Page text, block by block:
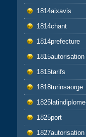
1814aixavis
1814chant
1814prefecture
1815autorisation
1815tarifs
1818turinsaorge
1825latindiplome
1825port
1827autorisation